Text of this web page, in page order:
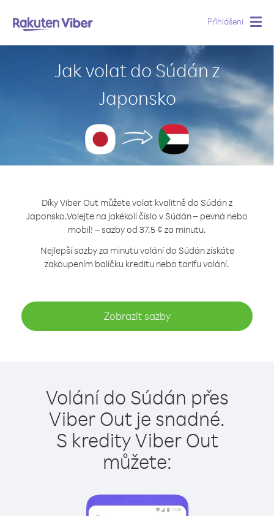
Přihlášení
Jak volat do Súdán z
Japonsko
Díky Viber Out můžete volat kvalitně do Súdán z
Japonsko.Volejte na jakékoli číslo v Súdán – pevná nebo
mobil! – sazby od 37.5 ¢ za minutu.
Nejlepší sazby za minutu volání do Súdán získáte
zakoupením balíčku kreditu nebo tarifu volání.
Zobrazit sazby
Volání do Súdán přes
Viber Out je snadné.
S kredity Viber Out
můžete: